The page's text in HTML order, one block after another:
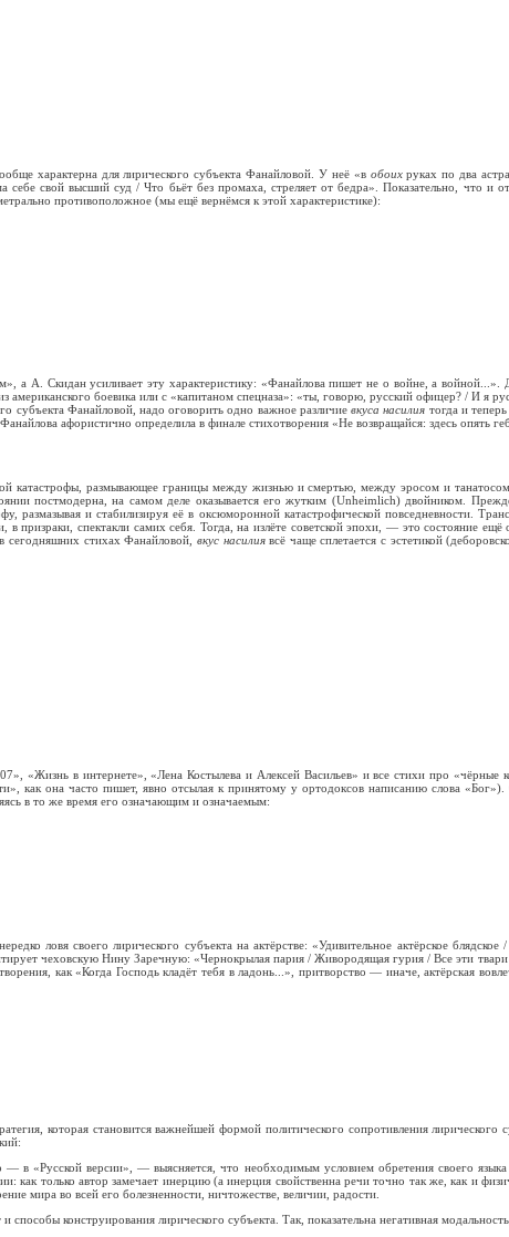
характерна для лирического субъекта Фанайловой. У неё «в обоихруках по два
себе свой высший суд / Что бьёт без промаха, стреляет от бедра». Показательно, что и
противоположное (мы ещё вернёмся к этой характеристике):
а А. Скидан усиливает эту характеристику: «Фанайлова пишет не о войне, а
боевика или с «капитаном спецназа»: «ты, говорю, русский офицер? / И я
субъекта Фанайловой, надо оговорить одно важное различиевкуса насилия тогда и
афористично определила в финале стихотворения «Не возвращайся: здесь опять
катастрофы, размывающее границы между жизнью и смертью, между эросом и
постмодерна, на самом деле оказывается его жутким (Unheimlich) двойником.
размазывая и стабилизируя её в оксюморонной катастрофической повседневности.
спектакли самих себя. Тогда, на излёте советской эпохи, — это состояние ещё
сегодняшних стихах Фанайловой, вкус насилиявсё чаще сплетается с эстетикой
«Жизнь в интернете», «Лена Костылева и Алексей Васильев» и все стихи про «чёрные
как она часто пишет, явно отсылая к принятому у ортодоксов написанию слова
в то же время его означающим и означаемым:
ловя своего лирического субъекта на актёрстве: «Удивительное актёрское
чеховскую Нину Заречную: «Чернокрылая пария / Живородящая гурия / Все эти
как «Когда Господь кладёт тебя в ладонь...», притворство — иначе, актёрская
которая становится важнейшей формой политического сопротивления
— в «Русской версии», — выясняется, что необходимым условием обретения своего
как только автор замечает инерцию (а инерция свойственна речи точно так же, как и
мира во всей его болезненности, ничтожестве, величии, радости.
способы конструирования лирического субъекта. Так, показательна негативная